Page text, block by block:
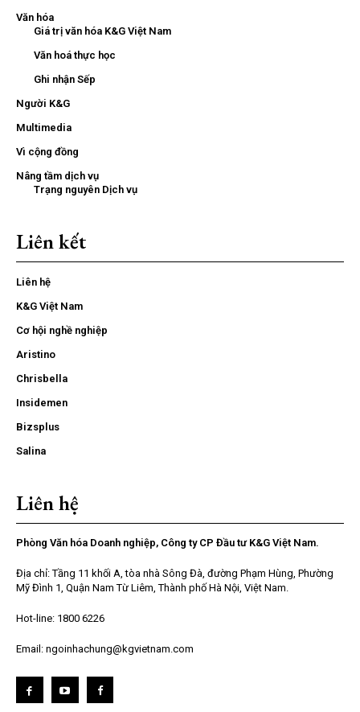
Văn hóa
Giá trị văn hóa K&G Việt Nam
Văn hoá thực học
Ghi nhận Sếp
Người K&G
Multimedia
Vì cộng đồng
Nâng tầm dịch vụ
Trạng nguyên Dịch vụ
Liên kết
Liên hệ
K&G Việt Nam
Cơ hội nghề nghiệp
Aristino
Chrisbella
Insidemen
Bizsplus
Salina
Liên hệ
Phòng Văn hóa Doanh nghiệp, Công ty CP Đầu tư K&G Việt Nam.
Địa chỉ: Tầng 11 khối A, tòa nhà Sông Đà, đường Phạm Hùng, Phường
Mỹ Đình 1, Quận Nam Từ Liêm, Thành phố Hà Nội, Việt Nam.
Hot-line: 1800 6226
Email: ngoinhachung@kgvietnam.com